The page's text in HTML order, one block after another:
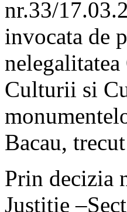
nr.33/
invocata de
Culturii si
Bacau,
Prin decizia
Justitie